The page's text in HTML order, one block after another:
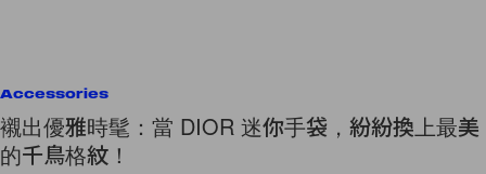
Accessories
襯出優雅時髦：當 DIOR 迷你手袋，紛紛換上最美
的千鳥格紋！